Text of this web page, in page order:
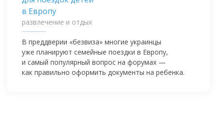
развлечение и отдых
В преддверии «безвиза» многие украинцы
уже планируют семейные поездки в Европу,
и самый популярный вопрос на форумах —
как правильно оформить документы на ребенка.